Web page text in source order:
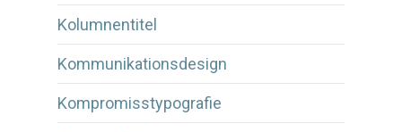
Kolumnentitel
Kommunikationsdesign
Kompromisstypografie